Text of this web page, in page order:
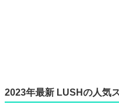
2023年最新 LUSHの人気